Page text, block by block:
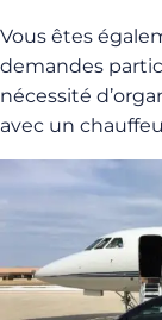
Vous êtes
demandes
nécessité
avec un